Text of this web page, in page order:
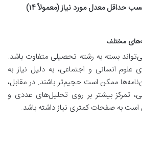
دفاع از پایان‌نامه منوط به کسب حداقل معدل مورد نیاز (معمولاً ۱۴)
مختلف
بسته به رشته تحصیلی متفاوت باشد.
علوم انسانی و اجتماعی، به دلیل نیاز به
ممکن است حجیم‌تر باشند. در مقابل،
تمرکز بیشتر بر روی تحلیل‌های عددی و
به صفحات کمتری نیاز داشته باشد.